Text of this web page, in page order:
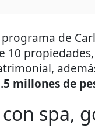
de
millones de
spa,